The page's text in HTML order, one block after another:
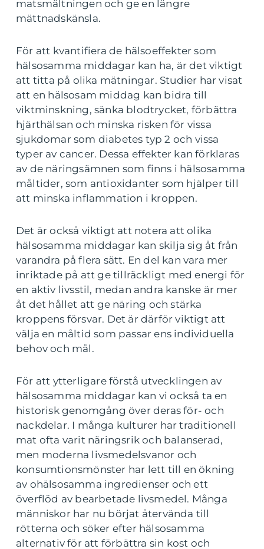
matsmältningen och ge en längre
mättnadskänsla.
För att kvantifiera de hälsoeffekter som
hälsosamma middagar kan ha, är det viktigt
att titta på olika mätningar. Studier har visat
att en hälsosam middag kan bidra till
viktminskning, sänka blodtrycket, förbättra
hjärthälsan och minska risken för vissa
sjukdomar som diabetes typ 2 och vissa
typer av cancer. Dessa effekter kan förklaras
av de näringsämnen som finns i hälsosamma
måltider, som antioxidanter som hjälper till
att minska inflammation i kroppen.
Det är också viktigt att notera att olika
hälsosamma middagar kan skilja sig åt från
varandra på flera sätt. En del kan vara mer
inriktade på att ge tillräckligt med energi för
en aktiv livsstil, medan andra kanske är mer
åt det hållet att ge näring och stärka
kroppens försvar. Det är därför viktigt att
välja en måltid som passar ens individuella
behov och mål.
För att ytterligare förstå utvecklingen av
hälsosamma middagar kan vi också ta en
historisk genomgång över deras för- och
nackdelar. I många kulturer har traditionell
mat ofta varit näringsrik och balanserad,
men moderna livsmedelsvanor och
konsumtionsmönster har lett till en ökning
av ohälsosamma ingredienser och ett
överflöd av bearbetade livsmedel. Många
människor har nu börjat återvända till
rötterna och söker efter hälsosamma
alternativ för att förbättra sin kost och